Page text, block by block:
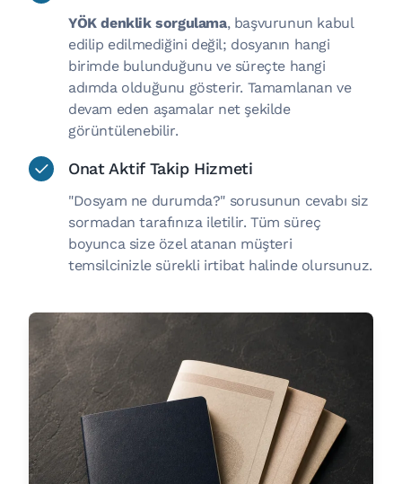
YÖK denklik sorgulama, başvurunun kabul
edilip edilmediğini değil; dosyanın hangi
birimde bulunduğunu ve süreçte hangi
adımda olduğunu gösterir. Tamamlanan ve
devam eden aşamalar net şekilde
görüntülenebilir.
Onat Aktif Takip Hizmeti
"Dosyam ne durumda?" sorusunun cevabı siz
sormadan tarafınıza iletilir. Tüm süreç
boyunca size özel atanan müşteri
temsilcinizle sürekli irtibat halinde olursunuz.